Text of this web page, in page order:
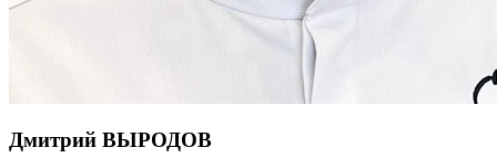
Дмитрий ВЫРОДОВ